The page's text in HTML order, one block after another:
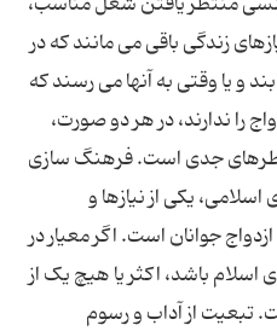
زندگى باقى مى مانند که در
و یا وقتى به آنها مى رسند که
را ندارند، در هر دو صورت،
جدى است. فرهنگ سازى
یکى از نیازها و
جوانان است. اگر معیار در
باشد، اکثر یا هیچ یک از
تبعیت از آداب و رسوم